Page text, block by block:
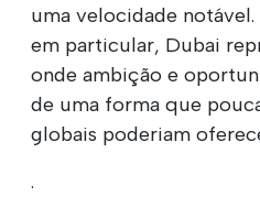
uma velocidade
em particular, Dubai
onde ambição e
de uma forma que
globais poderiam
.